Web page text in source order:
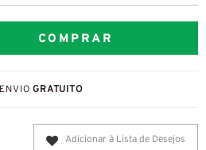
COMPRAR
ENVIOGRATUITO
Adicionar à Lista de Desejos